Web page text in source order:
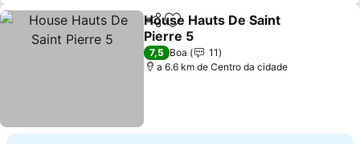
PartilharAdicionar aos favoritos
House Hauts De Saint
Pierre 5
7,5 Boa
11
a 6.6 km de Centro da cidade